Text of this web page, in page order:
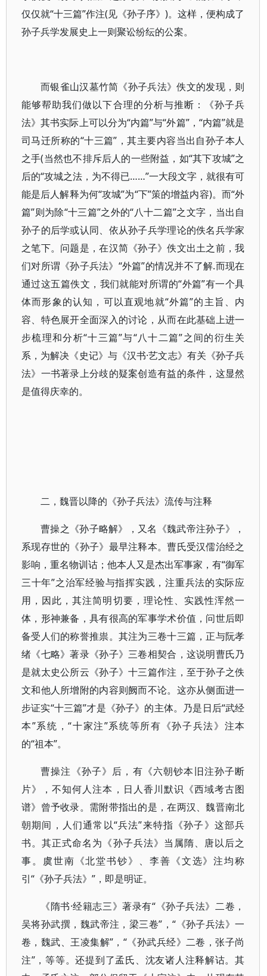
仅仅就“十三篇”作注(见《孙子序》)。这样，便构成了
孙子兵学发展史上一则聚讼纷纭的公案。
而银雀山汉墓竹简《孙子兵法》佚文的发现，则
能够帮助我们做以下合理的分析与推断：《孙子兵
法》其书实际上可以分为“内篇”与“外篇”，“内篇”就是
司马迁所称的“十三篇”，其主要内容当出自孙子本人
之手(当然也不排斥后人的一些附益，如“其下攻城”之
后的“攻城之法，为不得已……”一大段文字，就很有可
能是后人解释为何“攻城”为“下”策的增益内容)。而“外
篇”则为除“十三篇”之外的“八十二篇”之文字，当出自
孙子的后学或认同、依从孙子兵学理论的佚名兵学家
之笔下。问题是，在汉简《孙子》佚文出土之前，我
们对所谓《孙子兵法》“外篇”的情况并不了解.而现在
通过这五篇佚文，我们就能对所谓的“外篇”有一个具
体而形象的认知，可以直观地就“外篇”的主旨、内
容、特色展开全面深入的讨论，从而在此基础上进一
步梳理和分析“十三篇”与“八十二篇”之间的衍生关
系，为解决《史记》与《汉书·艺文志》有关《孙子兵
法》一书著录上分歧的疑案创造有益的条件，这显然
是值得庆幸的。
二，魏晋以降的《孙子兵法》流传与注释
曹操之《孙子略解》，又名《魏武帝注孙子》，
系现存世的《孙子》最早注释本。曹氏受汉儒治经之
影响，重名物训诂；他本人又是杰出军事家，有“御军
三十年”之治军经验与指挥实践，注重兵法的实际应
用，因此，其注简明切要，理论性、实践性浑然一
体，形神兼备，具有很高的军事学术价值，问世后即
备受人们的称誉推祟。其注为三卷十三篇，正与阮孝
绪《七略》著录《孙子》三卷相契合，这说明曹氏乃
是就太史公所云《孙子》十三篇作注，至于孙子之佚
文和他人所增附的内容则阙而不论。这亦从侧面进一
步证实“十三篇”才是《孙子》的主体。乃是日后“武经
本”系统，“十家注”系统等所有《孙子兵法》注本
的“祖本”。
曹操注《孙子》后，有《六朝钞本旧注孙子断
片》，不知何人注本，日人香川默识《西域考古图
谱》曾予收录。需附带指出的是，在两汉、魏晋南北
朝期间，人们通常以“兵法”来特指《孙子》这部兵
书。其正式命名为《孙子兵法》当属隋、唐以后之
事。虞世南《北堂书钞》、李善《文选》注均称
引“《孙子兵法》”，即是明证。
《隋书·经籍志三》著录有“《孙子兵法》二卷，
吴将孙武撰，魏武帝注，梁三卷”，“《孙子兵法》一
卷，魏武、王凌集解”，“《孙武兵经》二卷，张子尚
注”，等等。还提到了孟氏、沈友诸人注释解诂。其